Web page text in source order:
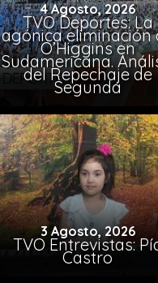
4 Agosto, 2026
TVO Deportes: La
agónica eliminación
O’Higgins en
Sudamericana.
del Repechaje de
Segunda
3 Agosto, 2026
TVO Entrevistas:
Castro